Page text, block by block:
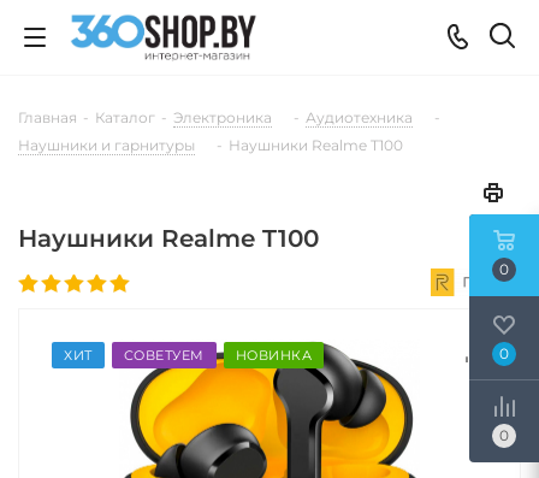
Главная - Каталог - Электроника - Аудиотехника
-
Наушники и гарнитуры
- Наушники Realme T100
Наушники Realme T100
ХИТ СОВЕТУЕМ НОВИНКА
0
0
0